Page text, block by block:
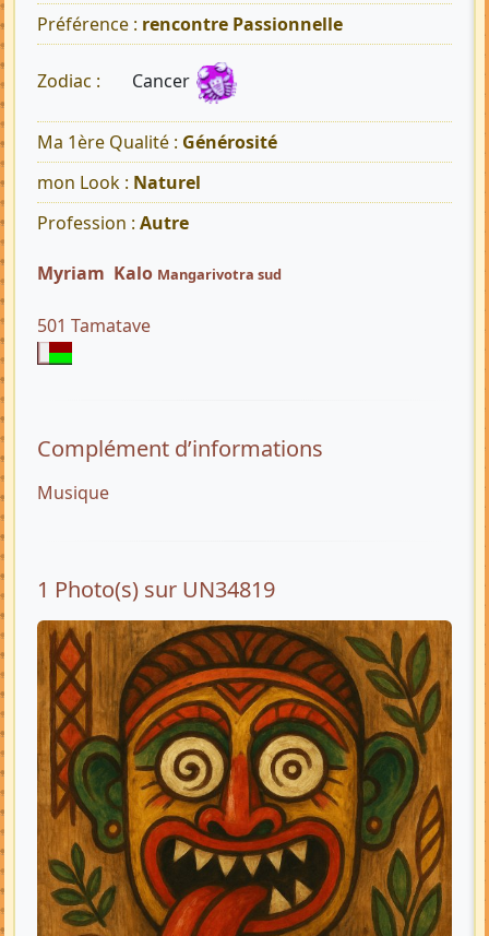
Préférence : rencontre Passionnelle
Zodiac : Cancer
Ma 1ère Qualité : Générosité
mon Look : Naturel
Profession : Autre
Myriam Kalo Mangarivotra sud
501 Tamatave
Complément d’informations
Musique
1 Photo(s) sur UN34819